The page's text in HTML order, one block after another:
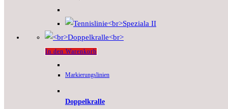
In den Warenkorb
Markierungslinien
Doppelkralle